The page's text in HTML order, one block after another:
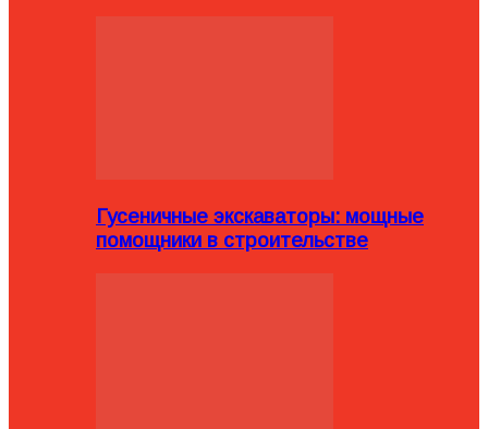
Гусеничные экскаваторы: мощные
помощники в строительстве